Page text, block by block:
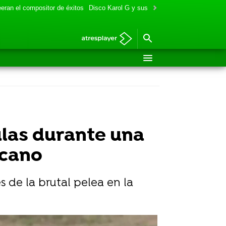
el compositor de éxitos Disco Karol G y sus colaboraciones
durante una
de la brutal pelea en la